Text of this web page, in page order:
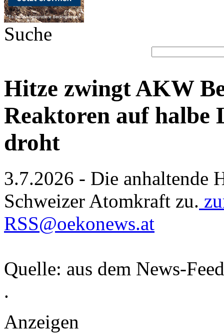
Suche
Hitze zwingt AKW
Reaktoren auf halbe
droht
3.7.2026 - Die anhaltende
Schweizer Atomkraft zu.
RSS@oekonews.at
Quelle: aus dem News-
.
Anzeigen